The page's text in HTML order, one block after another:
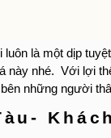
là một dịp
này nhé. Với lợi
những người
CÂU LẠC BỘ